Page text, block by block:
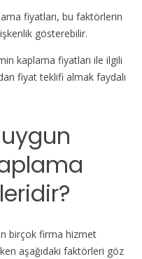
fiyatları, bu faktörlerin
gösterebilir.
kaplama fiyatları ile ilgili
fiyat teklifi almak faydalı
birçok firma hizmet
aşağıdaki faktörleri göz